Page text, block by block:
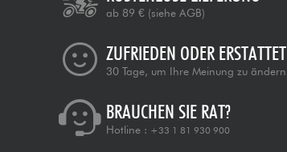
ab 89 € (siehe AGB)
ZUFRIEDEN ODER ERSTATTET
30 Tage, um Ihre Meinung zu ändern
BRAUCHEN SIE RAT?
Hotline : +33 1 81 930 900